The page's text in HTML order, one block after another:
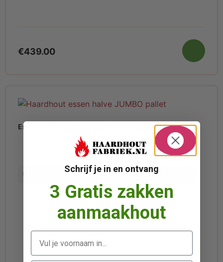
€439.00
Essen Haardhout halve pallet ovengedroogd
Verwachtte levertijd aug 9, 2026 - aug 11, 2026
Schrijf je in en ontvang
3 Gratis zakken
aanmaakhout